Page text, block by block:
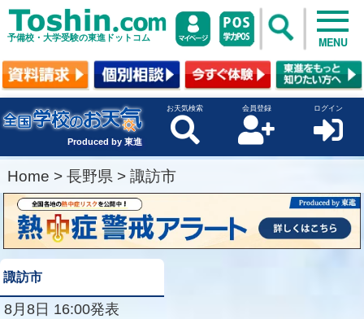
予備校・大学受験の東進ドットコム MENU
Produced by 東進
お天気検索 会員登録 ログイン
Home > 長野県 > 諏訪市
諏訪市
8月8日 16:00発表